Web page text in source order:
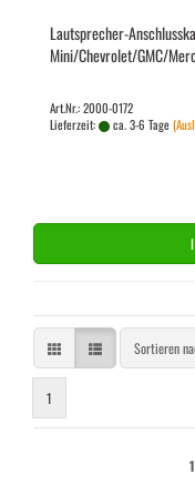
Lautsprecher-​​
Mini/Che­vro­let/GMC/
Art.Nr.: 2000-0172
Lieferzeit:
ca. 3-6 Tage
Sortieren
Sortieren
1
1